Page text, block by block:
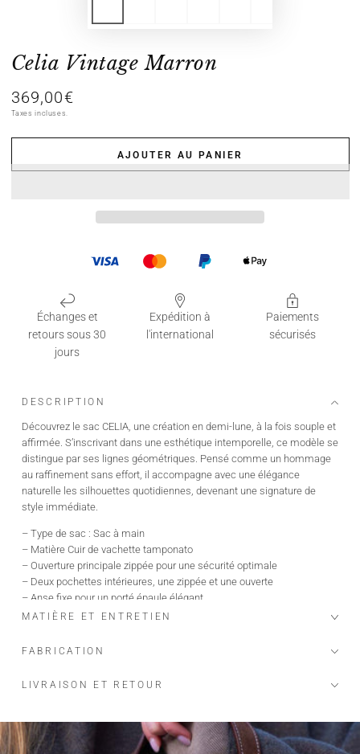
Celia Vintage Marron
Prix
normal
369,00€
Taxes incluses.
AJOUTER AU PANIER
Échanges et
retours sous 30
jours
Expédition à
l'international
Paiements
sécurisés
DESCRIPTION
Découvrez le sac CELIA, une création en demi-lune, à la fois souple et
affirmée. S’inscrivant dans une esthétique intemporelle, ce modèle se
distingue par ses lignes géométriques. Pensé comme un hommage
au raffinement sans effort, il accompagne avec une élégance
naturelle les silhouettes quotidiennes, devenant une signature de
style immédiate.
– Type de sac : Sac à main
– Matière Cuir de vachette tamponato
– Ouverture principale zippée pour une sécurité optimale
– Deux pochettes intérieures, une zippée et une ouverte
– Anse fixe pour un porté épaule élégant
– Sangle amovible et ajustable pour un porté croisé
– Fabriqué en Italie
MATIÈRE ET ENTRETIEN
FABRICATION
LIVRAISON ET RETOUR